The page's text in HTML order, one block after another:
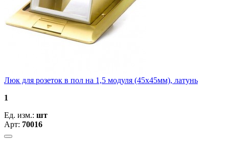
Люк для розеток в пол на 1,5 модуля (45х45мм), латунь
1
Ед. изм.: шт
Арт: 70016